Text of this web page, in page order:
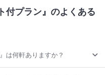
付プラン』のよくある
は何軒ありますか？